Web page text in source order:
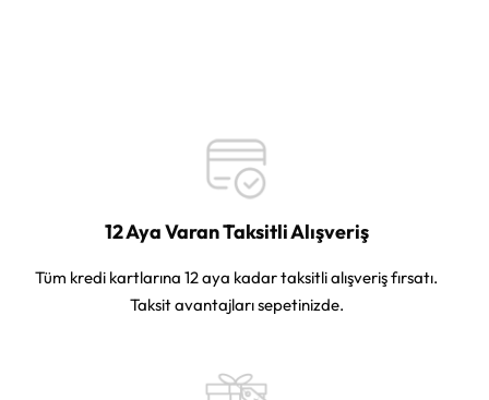
12 Aya Varan Taksitli Alışveriş
Tüm kredi kartlarına 12 aya kadar taksitli alışveriş fırsatı.
Taksit avantajları sepetinizde.